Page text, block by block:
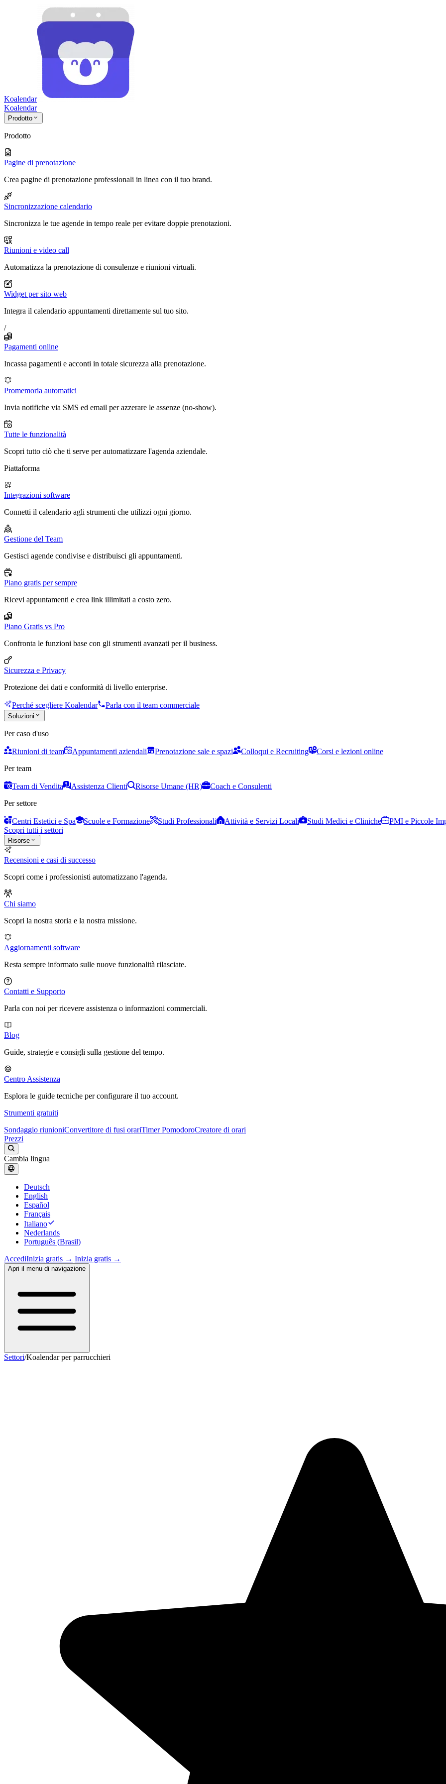
Koalendar
Koalendar
Prodotto
Prodotto
Pagine di prenotazione
Crea pagine di prenotazione professionali in linea con il tuo brand.
Sincronizzazione calendario
Sincronizza le tue agende in tempo reale per evitare doppie prenotazioni.
Riunioni e video call
Automatizza la prenotazione di consulenze e riunioni virtuali.
Widget per sito web
Integra il calendario appuntamenti direttamente sul tuo sito.
/
Pagamenti online
Incassa pagamenti e acconti in totale sicurezza alla prenotazione.
Promemoria automatici
Invia notifiche via SMS ed email per azzerare le assenze (no-show).
Tutte le funzionalità
Scopri tutto ciò che ti serve per automatizzare l'agenda aziendale.
Piattaforma
Integrazioni software
Connetti il calendario agli strumenti che utilizzi ogni giorno.
Gestione del Team
Gestisci agende condivise e distribuisci gli appuntamenti.
Piano gratis per sempre
Ricevi appuntamenti e crea link illimitati a costo zero.
Piano Gratis vs Pro
Confronta le funzioni base con gli strumenti avanzati per il business.
Sicurezza e Privacy
Protezione dei dati e conformità di livello enterprise.
Perché scegliere Koalendar Parla con il team commerciale
Soluzioni
Per caso d'uso
Riunioni di team Appuntamenti aziendali Prenotazione sale e spazi Colloqui e Recruiting
Corsi e lezioni online
Per team
Team di Vendita Assistenza Clienti Risorse Umane (HR)
Coach e Consulenti
Per settore
Centri Estetici e Spa Scuole e Formazione Studi Professionali Attività e Servizi Locali Studi Medici e Cliniche
PMI e Piccole
Scopri tutti i settori
Risorse
Recensioni e casi di successo
Scopri come i professionisti automatizzano l'agenda.
Chi siamo
Scopri la nostra storia e la nostra missione.
Aggiornamenti software
Resta sempre informato sulle nuove funzionalità rilasciate.
Contatti e Supporto
Parla con noi per ricevere assistenza o informazioni commerciali.
Blog
Guide, strategie e consigli sulla gestione del tempo.
Centro Assistenza
Esplora le guide tecniche per configurare il tuo account.
Strumenti gratuiti
Sondaggio riunioniConvertitore di fusi orariTimer PomodoroCreatore di orari
Prezzi
Cambia lingua
Deutsch
English
Español
Français
Italiano
Nederlands
Português (Brasil)
AccediInizia gratis → Inizia gratis →
Apri il menu di navigazione
Settori/Koalendar per parrucchieri